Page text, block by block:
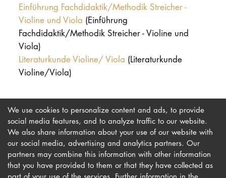
Einführung Fachdidaktik/Methodik Streicher -
Violine und Viola (Einführung
Fachdidaktik/Methodik Streicher - Violine und
Viola)
Literaturkunde Violine/ Viola (Literaturkunde
Violine/Viola)
Imprint
Privacy
Newsletter
Accessibility
We use cookies to personalize content and ads, to provide
social media features, and to analyze traffic to our website.
We also share information about your use of our website with
our social media, advertising and analytics partners. Our
partners may combine this information with other information
that you have provided to them or that they have collected as
part of your use of the services. Further information in the